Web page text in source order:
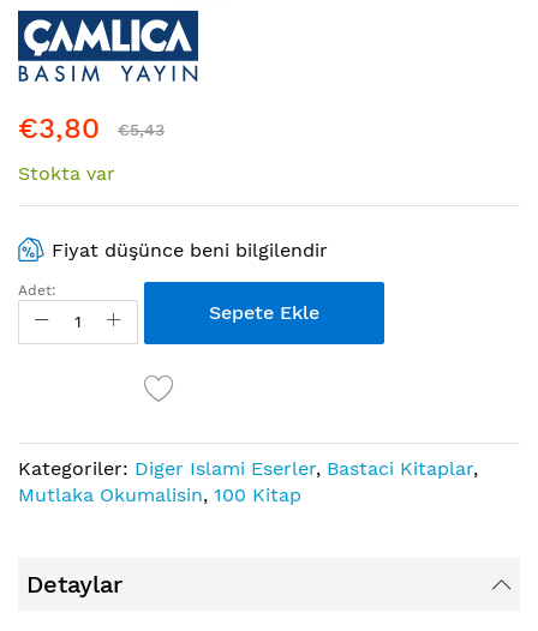
Resim
galerisinin
başına
€3,80 €5,43
Stokta var
Fiyat düşünce beni bilgilendir
Adet:
Sepete Ekle
Kategoriler: Diger Islami Eserler, Bastaci Kitaplar,
Mutlaka Okumalisin, 100 Kitap
Detaylar